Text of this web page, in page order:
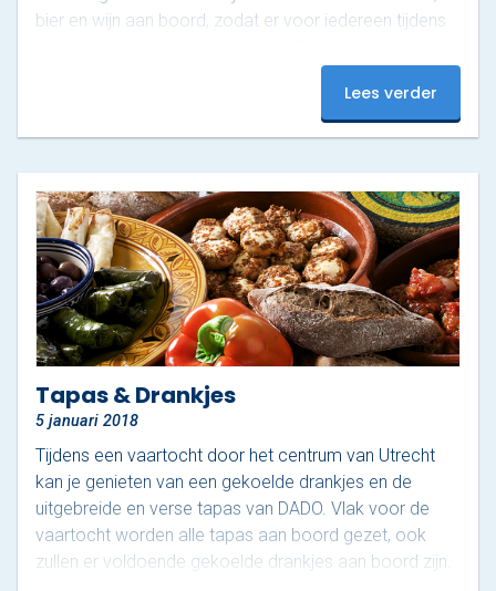
bier en wijn aan boord, zodat er voor iedereen tijdens
Inclusief verschillende soorten fris, witte en rode wijn,
rosé en bier Alle drankjes zijn gekoeld Voldoende
keuze voor iedereen aan boord! Prijsopbouw Boothuur
Lees verder
Tapas & Drankjes
5 januari 2018
Tijdens een vaartocht door het centrum van Utrecht
kan je genieten van een gekoelde drankjes en de
uitgebreide en verse tapas van DADO. Vlak voor de
vaartocht worden alle tapas aan boord gezet, ook
zullen er voldoende gekoelde drankjes aan boord zijn.